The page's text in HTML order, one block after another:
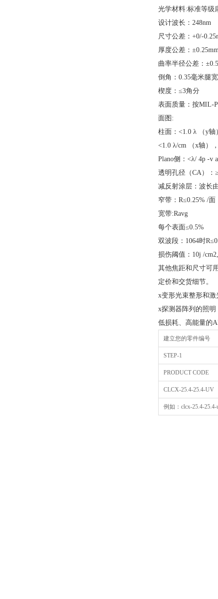
光学材料:标准等级
设计波长：248nm
尺寸公差：+0/-
厚度公差：
曲率半径公差：
倒角：0.35毫米腿
楔度：≤3角分
表面质量：按MIL-
面图:
柱面：<1.0 λ （y轴
<1.0 λ/cm （x轴）
Plano侧：<λ/ 4p -v
透明孔径（CA）：
减反射涂层：波长
窄带：R≤0.25% /面
宽带:Ravg
每个表面≤0.5%
双波段：1064时
损伤阈值：10j /
其他焦距和尺寸可
定价和交货细节。
x变形光束整形和激
x探测器阵列的照明
低损耗、高能量的
建立您的零件编号
STEP-1
PRODUCT CODE
CLCX-25.4-25.4-UV
例如：clcx-25.4-